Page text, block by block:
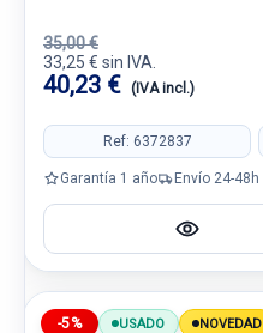
35,00 €
33,25 € sin IVA.
40,23 € (IVA incl.)
Ref: 6372837
Garantía 1 año Envío 24-48h
-5% USADO NOVEDAD